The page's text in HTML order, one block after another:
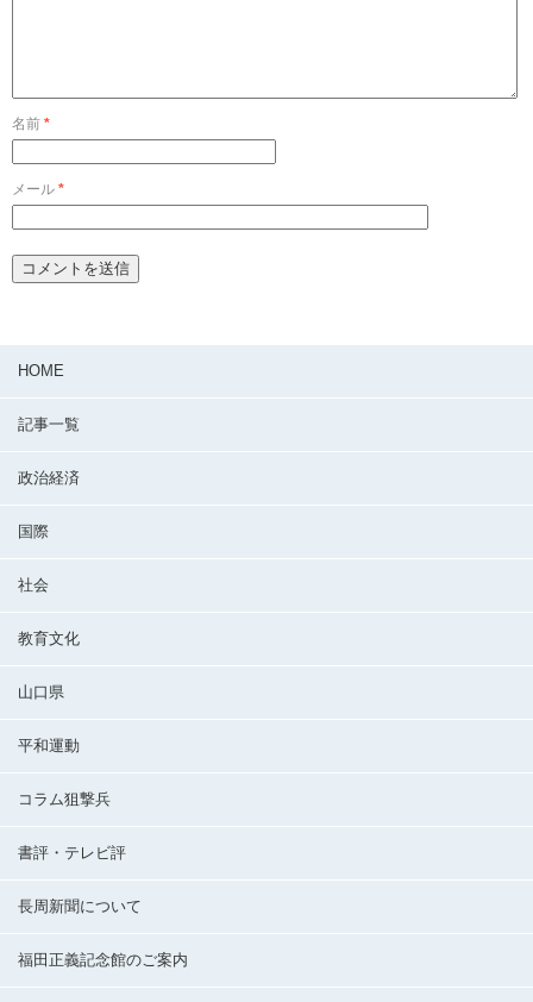
名前 *
メール *
HOME
記事一覧
政治経済
国際
社会
教育文化
山口県
平和運動
コラム狙撃兵
書評・テレビ評
長周新聞について
福田正義記念館のご案内